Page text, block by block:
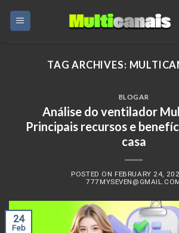
TAG ARCHIVES:
BLOGAR
Análise do ventilador
Principais recursos e
casa
POSTED ON FEBRUARY 24,
24
Feb